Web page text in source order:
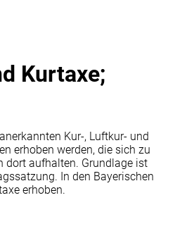
Kurtaxe;
Kur-, Luftkur- und
erhoben werden, die sich zu
dort aufhalten. Grundlage ist
In den Bayerischen
erhoben.